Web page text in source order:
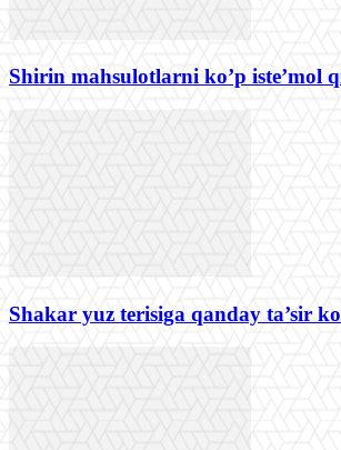
Shirin mahsulotlarni ko’p iste’mol
Shakar yuz terisiga qanday ta’sir